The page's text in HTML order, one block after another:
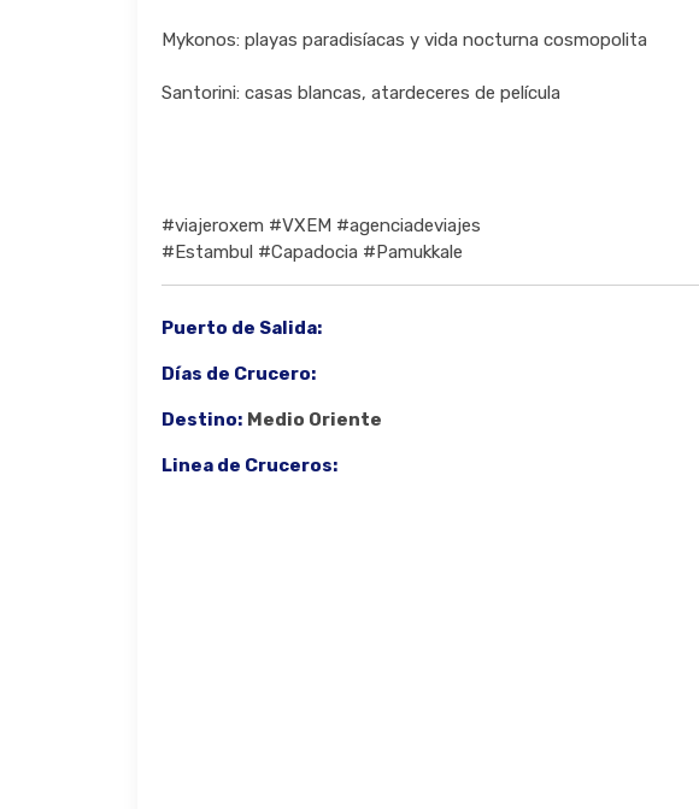
Mykonos: playas paradisíacas y vida nocturna cosmopolita
Santorini: casas blancas, atardeceres de película
#viajeroxem #VXEM #agenciadeviajes
#Estambul #Capadocia #Pamukkale
Puerto de Salida:
Días de Crucero:
Destino: Medio Oriente
Linea de Cruceros: